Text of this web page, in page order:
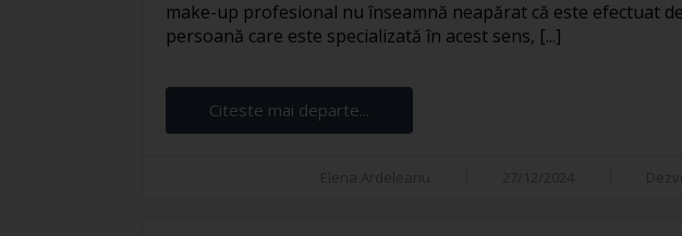
make-up profesional nu înseamnă neapărat că este efectuat
persoană care este specializată în acest sens, [...]
Citeste mai departe...